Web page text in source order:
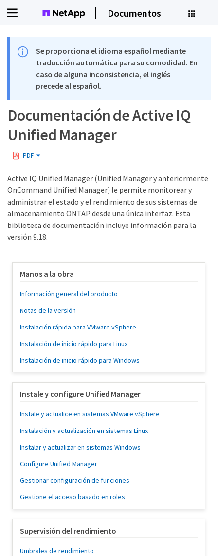
Documentos
Se proporciona el idioma español mediante
traducción automática para su comodidad. En
caso de alguna inconsistencia, el inglés
precede al español.
Documentación de Active IQ
Unified Manager
PDF
Active IQ Unified Manager (Unified Manager y anteriormente
OnCommand Unified Manager) le permite monitorear y
administrar el estado y el rendimiento de sus sistemas de
almacenamiento ONTAP desde una única interfaz. Esta
biblioteca de documentación incluye información para la
versión 9.18.
Manos a la obra
Información general del producto
Notas de la versión
Instalación rápida para VMware vSphere
Instalación de inicio rápido para Linux
Instalación de inicio rápido para Windows
Instale y configure Unified Manager
Instale y actualice en sistemas VMware vSphere
Instalación y actualización en sistemas Linux
Instalar y actualizar en sistemas Windows
Configure Unified Manager
Gestionar configuración de funciones
Gestione el acceso basado en roles
Supervisión del rendimiento
Umbrales de rendimiento